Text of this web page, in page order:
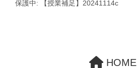
保護中: 【授業補足】20241114c
HOME